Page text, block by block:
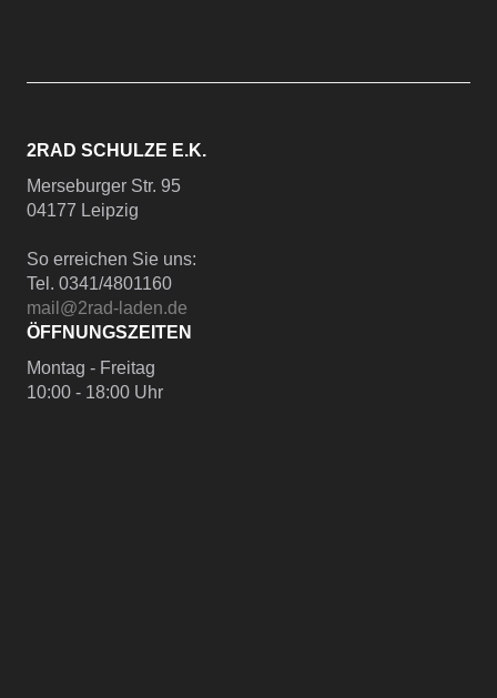
2RAD SCHULZE E.K.
Merseburger Str. 95
04177 Leipzig
So erreichen Sie uns:
Tel. 0341/4801160
mail@2rad-laden.de
ÖFFNUNGSZEITEN
Montag - Freitag
10:00 - 18:00 Uhr